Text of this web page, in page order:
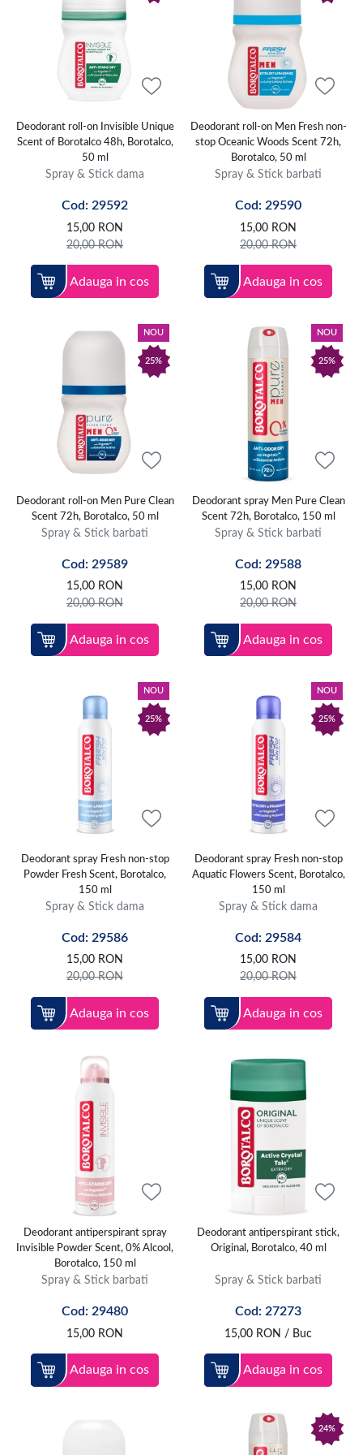
Deodorant roll-on Invisible Unique
Scent of Borotalco 48h, Borotalco,
50 ml
Spray & Stick dama
Cod: 29592
15,00 RON
20,00RON
Adauga in cos
Deodorant roll-on Men Fresh non-
stop Oceanic Woods Scent 72h,
Borotalco, 50 ml
Spray & Stick barbati
Cod: 29590
15,00 RON
20,00RON
Adauga in cos
NOU
25%
Deodorant roll-on Men Pure Clean
Scent 72h, Borotalco, 50 ml
Spray & Stick barbati
Cod: 29589
15,00 RON
20,00RON
Adauga in cos
NOU
25%
Deodorant spray Men Pure Clean
Scent 72h, Borotalco, 150 ml
Spray & Stick barbati
Cod: 29588
15,00 RON
20,00RON
Adauga in cos
NOU
25%
Deodorant spray Fresh non-stop
Powder Fresh Scent, Borotalco,
150 ml
Spray & Stick dama
Cod: 29586
15,00 RON
20,00RON
Adauga in cos
NOU
25%
Deodorant spray Fresh non-stop
Aquatic Flowers Scent, Borotalco,
150 ml
Spray & Stick dama
Cod: 29584
15,00 RON
20,00RON
Adauga in cos
Deodorant antiperspirant spray
Invisible Powder Scent, 0% Alcool,
Borotalco, 150 ml
Spray & Stick barbati
Cod: 29480
15,00 RON
Adauga in cos
Deodorant antiperspirant stick,
Original, Borotalco, 40 ml
Spray & Stick barbati
Cod: 27273
15,00 RON / Buc
Adauga in cos
24%